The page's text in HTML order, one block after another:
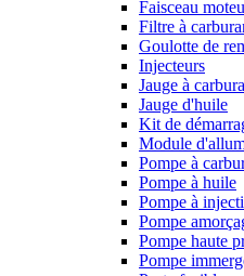
Faisceau
Filtre à
Goulotte de
Injecteurs
Jauge à
Jauge d'huile
Kit de
Module
Pompe à
Pompe à huile
Pompe à
Pompe
Pompe haute
Pompe